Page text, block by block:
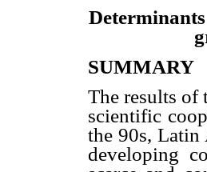
SUMMARY
The results of
scientific
the 90s, Latin
developing